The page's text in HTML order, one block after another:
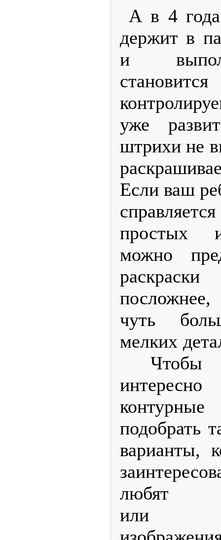
А в 4
держит в
и
уже
штрихи не
Если ваш
простых
можно
посложнее,
чуть
мелких
Чтобы
контурные
подобрать
варианты,
любят
или